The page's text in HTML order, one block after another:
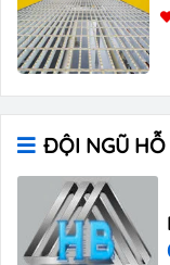
ĐỘI NGŨ